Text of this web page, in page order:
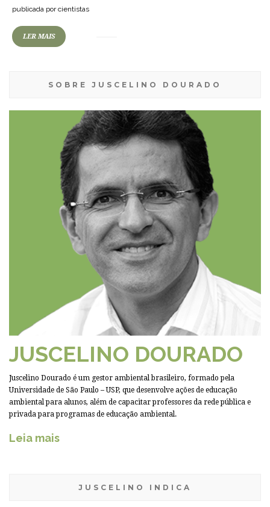
publicada por cientistas
LER MAIS
SOBRE JUSCELINO DOURADO
JUSCELINO DOURADO
Juscelino Dourado é um gestor ambiental brasileiro, formado pela
Universidade de São Paulo – USP, que desenvolve ações de educação
ambiental para alunos, além de capacitar professores da rede pública e
privada para programas de educação ambiental.
Leia mais
JUSCELINO INDICA